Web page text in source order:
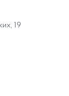
19